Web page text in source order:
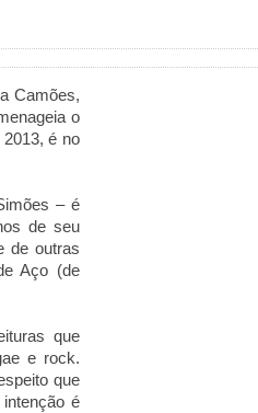
Camões,
o
2013, é no
– é
de seu
de outras
Aço (de
que
e rock.
que
é